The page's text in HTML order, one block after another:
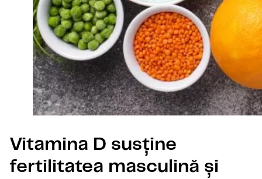
Vitamina D susține
fertilitatea masculină și